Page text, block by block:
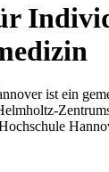
ist ein